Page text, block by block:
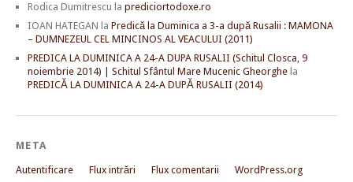
Rodica Dumitrescu la prediciortodoxe.ro
IOAN HATEGAN la Predică la Duminica a 3-a după Rusalii : MAMONA
– DUMNEZEUL CEL MINCINOS AL VEACULUI (2011)
PREDICA LA DUMINICA A 24-A DUPA RUSALII (Schitul Closca, 9
noiembrie 2014) | Schitul Sfântul Mare Mucenic Gheorghe la
PREDICĂ LA DUMINICA A 24-A DUPĂ RUSALII (2014)
META
Autentificare Flux intrări Flux comentarii WordPress.org